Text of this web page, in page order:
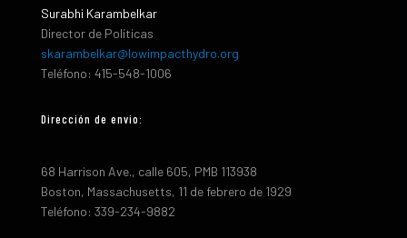
Surabhi Karambelkar
Director de Políticas
skarambelkar@lowimpacthydro.org
Teléfono: 415-548-1006
Dirección de envio:
68 Harrison Ave., calle 605, PMB 113938
Boston, Massachusetts, 11 de febrero de 1929
Teléfono: 339-234-9882